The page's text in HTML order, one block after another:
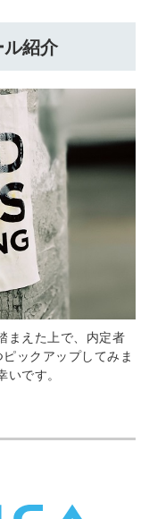
ル紹介
まえた上で、内定者
ックアップしてみま
です。
ります
報の取り扱い
意のうえ
登録する
スIDで登録
なたの許可なく投稿すること
ありません